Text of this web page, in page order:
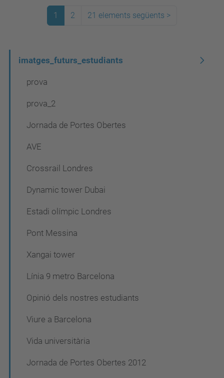
1 2 21 elements següents >
imatges_futurs_estudiants
prova
prova_2
Jornada de Portes Obertes
AVE
Crossrail Londres
Dynamic tower Dubai
Estadi olímpic Londres
Pont Messina
Xangai tower
Línia 9 metro Barcelona
Opinió dels nostres estudiants
Viure a Barcelona
Vida universitària
Jornada de Portes Obertes 2012